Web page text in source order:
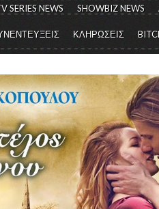
SERIES NEWS SHOWBIZ NEWS
ΚΛΗΡΩΣΕΙΣ